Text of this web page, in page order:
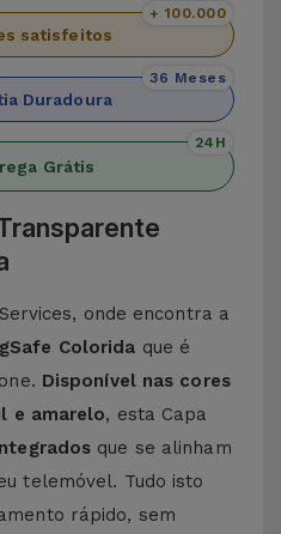
satisfeitos
+ 100.000
Duradoura
36 Meses
Grátis
24H
onde encontra a
Colorida que é
Disponível nas cores
e amarelo, esta Capa
que se alinham
telemóvel. Tudo isto
rápido, sem